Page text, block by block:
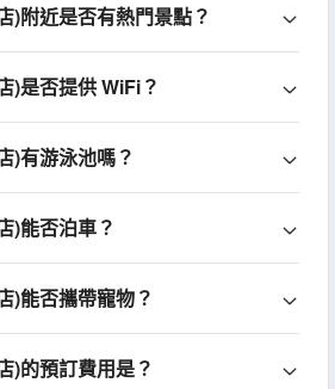
)附近是否有熱門景點？
)是否提供 WiFi？
)有游泳池嗎？
)能否泊車？
)能否攜帶寵物？
)的預訂費用是？